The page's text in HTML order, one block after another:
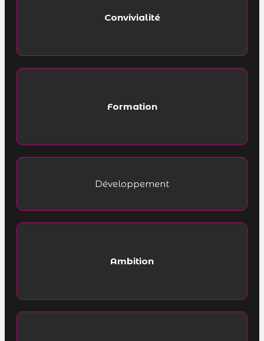
Convivialité
Formation
Développement
Ambition